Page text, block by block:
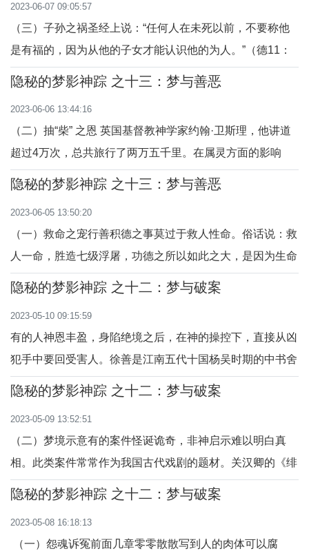
亮的时候，梦见红衣人拿着天符下来，说上帝有诏旨，林机
逆旨害民，特令灭门。我就惊醒了，情
2023-06-07 09:05:57
（三）子孙之祸圣经上说：“任何人在未死以前，不要称他
是有福的，因为从他的子女才能认识他的为人。”（德11：
30）积善之家，必有余庆，庆及子孙；同样积恶之家必有余
关。据《搜神记》载，贾充讨伐吴国时，曾驻扎在项城。一
天，军营里贾充忽然不见了。贾充的部下周勤
隐秘的梦影神踪 之十三：梦与善恶
2023-06-06 13:44:16
（二）抽“柴” 之恩 英国基督教神学家约翰·卫斯理，他讲道
超过4万次，总共旅行了两万五千里。在属灵方面的影响
力，绵延数百年，遍及全世界。在他的众多兄弟姐妹中，有
和美意。1709年2月9日午夜时分，卫斯理的住家突然失
火，全家人仓皇逃出屋后，才发现约翰·卫斯理还
隐秘的梦影神踪 之十三：梦与善恶
2023-06-05 13:50:20
（一）救命之宠行善积德之事莫过于救人性命。俗话说：救
人一命，胜造七级浮屠，功德之所以如此之大，是因为生命
只有一次，所谓生命至上，人命关天也！因此救人者常得神
的儿子魏颗，为人善良忠厚，时任晋国将军之职。公元前
594年的秋天7月，秦桓公派遣威震八方的名将杜
隐秘的梦影神踪 之十二：梦与破案
2023-05-10 09:15:59
有的人神恩丰盈，身陷绝境之后，在神的操控下，直接从凶
犯手中要回受害人。徐善是江南五代十国杨吴时期的中书舍
人，因时序更替，赋闲在家，住在豫章郡。吴王杨行密，攻
军官送来订亲的“聘礼”。徐善觉得自己是旧朝的人，不宜与
此人结亲，因此没有答应。那军官横蛮无理
隐秘的梦影神踪 之十二：梦与破案
2023-05-09 13:52:51
（二）梦境示意有的案件怪诞诡奇，非神启示难以明白真
相。此类案件常常作为我国古代戏剧的题材。关汉卿的《绯
衣梦》全名《钱大尹鬼报绯衣梦》，剧中的书生李庆安险些
由双方父亲指腹订亲，后因李家家道中落，王员外意欲悔
亲，但小姐闰香不从父命，要执守婚约。一次李庆
隐秘的梦影神踪 之十二：梦与破案
2023-05-08 16:18:13
（一）怨魂诉冤前面几章零零散散写到人的肉体可以腐